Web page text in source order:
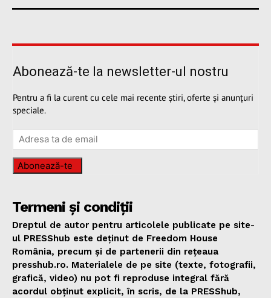
Abonează-te la newsletter-ul nostru
Pentru a fi la curent cu cele mai recente știri, oferte și anunțuri
speciale.
Abonează-te
Termeni și condiții
Dreptul de autor pentru articolele publicate pe site-
ul PRESShub este deținut de Freedom House
România, precum și de partenerii din rețeaua
presshub.ro. Materialele de pe site (texte, fotografii,
grafică, video) nu pot fi reproduse integral fără
acordul obținut explicit, în scris, de la PRESShub,